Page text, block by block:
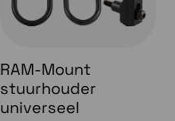
RAM-Mount
stuurhouder
universeel